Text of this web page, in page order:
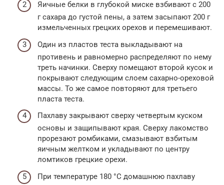
Яичные белки в глубокой миске взбивают с 200
г сахара до густой пены, а затем засыпают 200 г
измельченных грецких орехов и перемешивают.
Один из пластов теста выкладывают на
противень и равномерно распределяют по нему
треть начинки. Сверху помещают второй кусок и
покрывают следующим слоем сахарно-ореховой
массы. То же самое повторяют для третьего
пласта теста.
Пахлаву закрывают сверху четвертым куском
основы и защипывают края. Сверху лакомство
прорезают ромбиками, смазывают взбитым
яичным желтком и укладывают по центру
ломтиков грецкие орехи.
При температуре 180 °С домашнюю пахлаву